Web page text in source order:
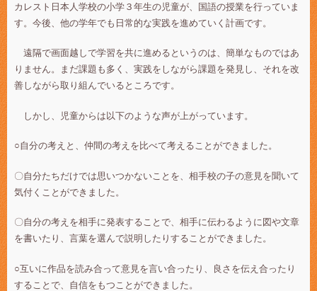
カレスト日本人学校の小学３年生の児童が、国語の授業を行っていま
す。今後、他の学年でも日常的な実践を進めていく計画です。
遠隔で画面越しで学習を共に進めるというのは、簡単なものではあ
りません。まだ課題も多く、実践をしながら課題を発見し、それを改
善しながら取り組んでいるところです。
しかし、児童からは以下のような声が上がっています。
○自分の考えと、仲間の考えを比べて考えることができました。
〇自分たちだけでは思いつかないことを、相手校の子の意見を聞いて
気付くことができました。
〇自分の考えを相手に発表することで、相手に伝わるように図や文章
を書いたり、言葉を選んで説明したりすることができました。
○互いに作品を読み合って意見を言い合ったり、良さを伝え合ったり
することで、自信をもつことができました。